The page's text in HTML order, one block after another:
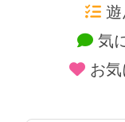
対象年齢を指定し
遊
気
お